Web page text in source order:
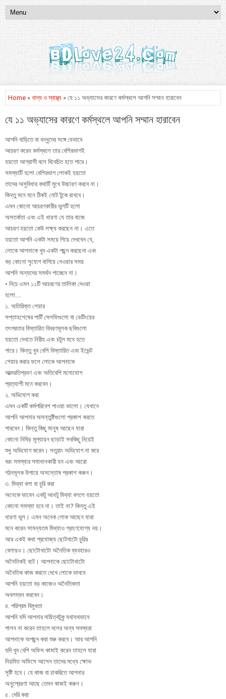
Home » খাদ্য ও স্বাস্থ্য » যে ১১ অভ্যাসের কারণে কর্মস্থলে আপনি সম্মান হারাবেন
যে ১১ অভ্যাসের কারণে কর্মস্থলে আপনি সম্মান হারাবেন
আপনি বাড়িতে বা বন্ধুদের সঙ্গে যেভাবে
আচরণ করেন কর্মস্থলে তার বেশিরভাগই
হয়তো আগ্রাসী বলে বিবেচিত হতে পারে।
সমস্যাটি হলো বেশিরভাগ লোকই হয়তো
তাদের অসুবিধার কথাটি মুখে উচ্চারণ করবে না।
কিন্তু মনে মনে ঠিকই নোট টুকে রাখবে।
এমন কোনো আচরণকারীর ভুলটি হলো
অসতর্কতা এবং এই ধারণা যে তার বাজে
আচরণ হয়তো কেউ লক্ষ্য করছেন না। এতে
হয়তো আপনি একটা সময়ে গিয়ে দেখবেন যে,
লোকে আপনাকে খুব একটা পছন্দ করছেনা এবং
বড় কোনো সুযোগ বাগিয়ে নেওয়ার সময়
আপনি অন্যদের সমর্থন পাচ্ছেন না।
• নিচে এমন ১১টি আচরণের তালিকা দেওয়া
হলো....
১. অতিরিক্ত শেয়ার
সপ্তাহশেষের পার্টি সেলফিগুলো বা ডেটিংয়ের
তৎপরতার বিস্তারিত বিবরণমূলক ছবিগুলো
হয়তো দেখতে নিরীহ এবং চটুল মনে হতে
পারে। কিন্তু খুব বেশি বিস্তারিত এবং ইভেন্ট
শেয়ার করার ফলে লোকে আপনাকে
আত্মরতিপ্রবণ এবং অতিবেশি মনোযোগ
প্রত্যাশী মনে করবেন।
২. অভিযোগ করা
এমন একটি কর্মপরিবেশ পাওয়া ভালো। যেখানে
আপনি আপনার অসন্তুষ্টিগুলো প্রকাশ করতে
পারবেন। কিন্তু কিছু মানুষ আছেন যারা
কোনো নিবিড় মূল্যায়ন ছাড়াই সবকিছু নিয়েই
শুধু অভিযোগ করেন। সতুরাং অভিযোগ না করে
বরং সমস্যার সমাধানকারী হন এবং আরো
গঠনমূলক উপায়ে অসন্তোষ প্রকাশ করুন।
৩. মিথ্যা বলা বা চুরি করা
অনেকে ভাবেন একটু আধটু মিথ্যা বললে হয়তো
কোনো সমস্যা হবে না। তাই না? কিন্তু এই
ধারণা ভুল। এমন অনেক লোক আছেন যারা
মনে করেন সামন্যতম মিথ্যাও গ্রহণযোগ্য নয়।
আর একই কথা প্রযোজ্য ছোটখাটো চুরির
বেলায়ও। ছোটোখাটো অনৈতিক ব্যবহারও
অনৈতিকই বটে। আপনাকে ছোটোখাটো
অনৈতিক কাজ করতে দেখে লোকে ভাববে
আপনি হয়তো বড় কাজেও অনৈতিকতা
অবলম্বন করবেন।
৪. পরিশ্রম বিমুখতা
আপনি যদি আপনার দায়িত্বটুকু যথাযথভাবে
পালন না করেন তাহলে দলের অন্য সদস্যরা
আপনাকে অপছন্দ করা শুরু করবে। আর আপনি
যদি খুব বেশি অফিস কামাই করেন তাহলে যারা
নিয়মিত অফিসে আসেন তাদের মধ্যে ক্ষোভ
সৃষ্টি হবে। যে কাজ বা চাকরিতে আপনার
অনুপ্রেরণা আছে তেমন কাজই করুন।
৫. দেরি করা